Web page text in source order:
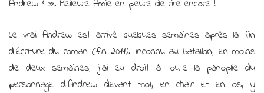
Andrew ? ». Meilleure Amie en pleure de rire encore !
Le vrai Andrew est arrivé quelques semaines après la fin
d’écriture du roman (fin 2011). Inconnu au bataillon, en moins
de deux semaines, j’ai eu droit à toute la panoplie du
personnage d’Andrew devant moi, en chair et en os, y